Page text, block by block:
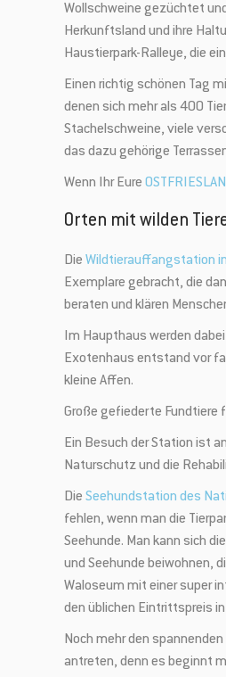
Wollschweine gezüchtet
Herkunftsland und ihre
Haustierpark-Ralleye, die
Einen richtig schönen Tag
denen sich mehr als 400
Stachelschweine, viele
das dazu gehörige
Wenn Ihr Eure
Orten mit wilden
Die Wildtierauffangstation
Exemplare gebracht, die
beraten und klären
Im Haupthaus werden
Exotenhaus entstand vor
kleine Affen.
Große gefiederte Fundtiere
Ein Besuch der Station ist
Naturschutz und die
Die Seehundstation des
fehlen, wenn man die
Seehunde. Man kann sich
und Seehunde beiwohnen,
Waloseum mit einer super
den üblichen Eintrittspreis
Noch mehr den
antreten, denn es beginnt